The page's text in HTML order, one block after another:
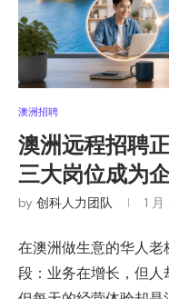
澳洲招聘
澳洲远程招聘
三大岗位成为
by 创科人力团队 1
在澳洲做生意的华人
段：业务在增长，但人